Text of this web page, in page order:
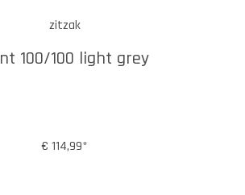
zitzak
100/100 light grey
€ 114,99*